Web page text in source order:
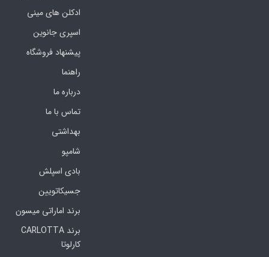
ادکلن های مینی
اسپری جانوین
پیشنهاد فروشگاه
راهنما
درباره ما
تماس با ما
بهداشتی
شامپو
بادی اسپلش
جسیکاتویین
برند اماراتی میسون
برند CARLOTTA
کارلوتا